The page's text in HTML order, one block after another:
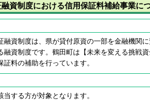
資制度における信用保証料補給事業に
資制度は、県が貸付原資の一部を金融機関
融資制度です。鶴田町は【未来を変える挑戦
証料の補助を行っています。
当する方が対象となります。